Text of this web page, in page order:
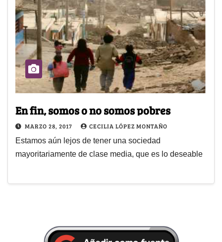
En fin, somos o no somos pobres
MARZO 28, 2017 CECILIA LÓPEZ MONTAÑO
Estamos aún lejos de tener una sociedad
mayoritariamente de clase media, que es lo deseable